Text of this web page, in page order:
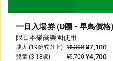
一日入場券 (D團 - 早鳥價格)
限日本樂高樂園使用
成人 (19歲或以上) ¥8,300 ¥7,100
兒童 (3-18歲) ¥5,700 ¥4,700